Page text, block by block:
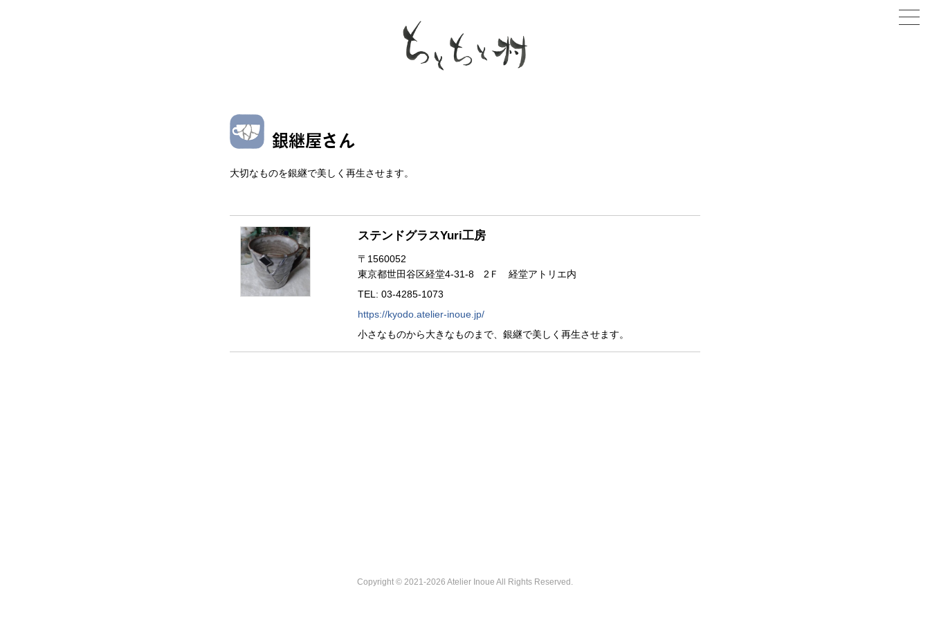
銀継屋さん
大切なものを銀継で美しく再生させます。
ステンドグラスYuri工房
〒1560052
東京都世田谷区経堂4-31-8 2Ｆ 経堂アトリエ内
TEL: 03-4285-1073
https://kyodo.atelier-inoue.jp/
小さなものから大きなものまで、銀継で美しく再生させます。
Copyright © 2021-2026 Atelier Inoue All Rights Reserved.